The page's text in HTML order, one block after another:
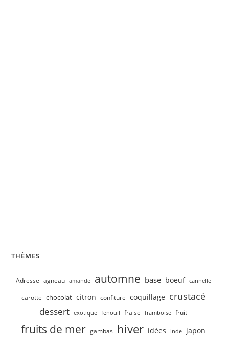
THÈMES
Adresse agneau amande automne base boeuf cannelle
carotte chocolat citron confiture coquillage crustacé
dessert exotique fenouil fraise framboise fruit
fruits de mer gambas hiver idées inde japon